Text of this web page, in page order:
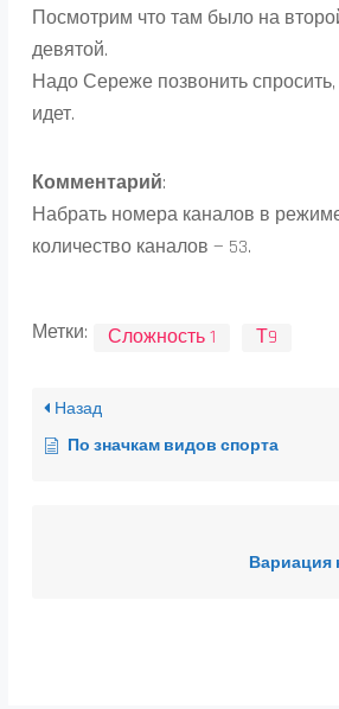
Посмотрим что там было на
девятой.
Надо Сереже позвонить
идет.
Комментарий:
Набрать номера каналов в
количество каналов — 53.
Метки: Сложность 1 Т9
Назад
По значкам видов спорта
Вариация